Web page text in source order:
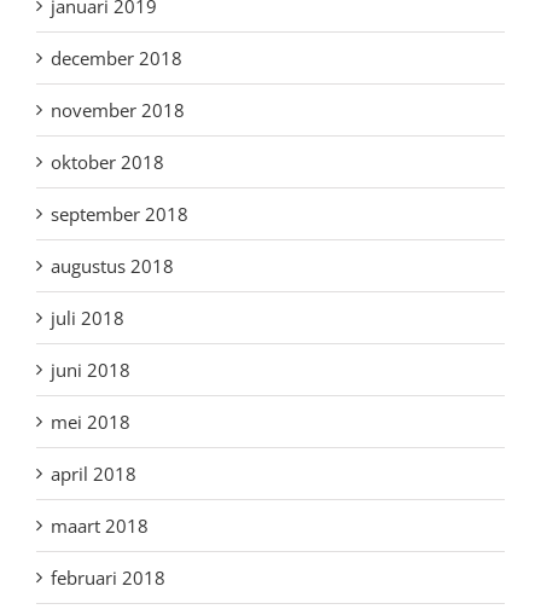
januari 2019
december 2018
november 2018
oktober 2018
september 2018
augustus 2018
juli 2018
juni 2018
mei 2018
april 2018
maart 2018
februari 2018